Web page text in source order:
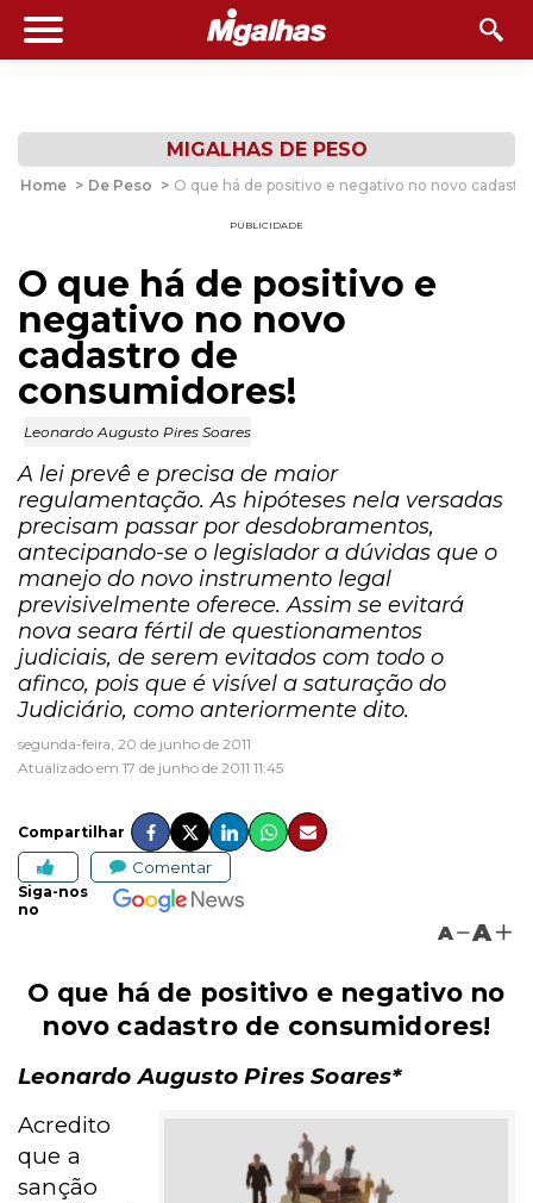
MIGALHAS DE PESO
Home > De Peso > O que há de positivo e negativo no novo
PUBLICIDADE
O que há de positivo e
negativo no novo
cadastro de
consumidores!
Leonardo Augusto Pires Soares
A lei prevê e precisa de maior
regulamentação. As hipóteses nela versadas
precisam passar por desdobramentos,
antecipando-se o legislador a dúvidas que o
manejo do novo instrumento legal
previsivelmente oferece. Assim se evitará
nova seara fértil de questionamentos
judiciais, de serem evitados com todo o
afinco, pois que é visível a saturação do
Judiciário, como anteriormente dito.
segunda-feira, 20 de junho de 2011
Atualizado em 17 de junho de 2011 11:45
Compartilhar
Comentar
Siga-nos
no
A A
O que há de positivo e negativo no
novo cadastro de consumidores!
Leonardo Augusto Pires Soares*
Acredito
que a
sanção